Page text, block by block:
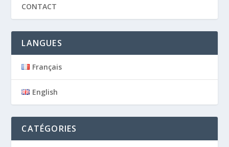
CONTACT
LANGUES
Français
English
CATÉGORIES